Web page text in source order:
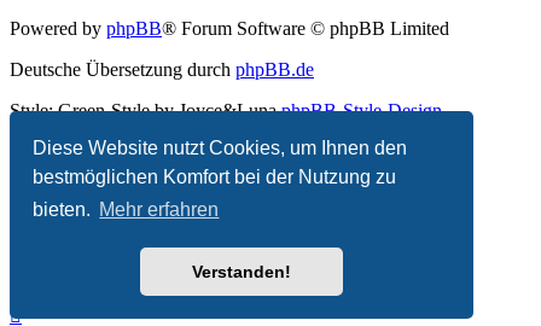
Diese Website nutzt Cookies, um Ihnen den
bestmöglichen Komfort bei der Nutzung zu
bieten. Mehr erfahren
Verstanden!
Powered by phpBB® Forum Software © phpBB Limited
Deutsche Übersetzung durch phpBB.de
Style: Green-Style by Joyce&LunaphpBB-Style-Design
Datenschutz |Nutzungsbedingungen